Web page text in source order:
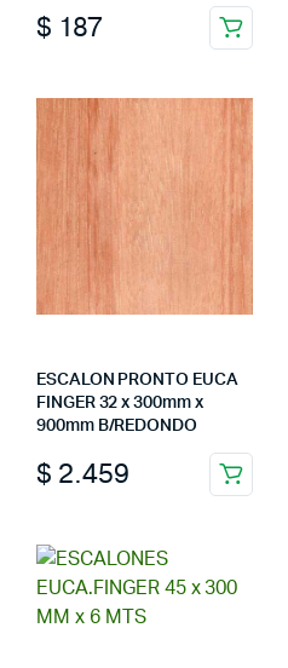
$ 187
ESCALON PRONTO EUCA
FINGER 32 x 300mm x
900mm B/REDONDO
$ 2.459